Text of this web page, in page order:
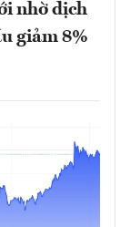
nhờ dịch
giảm 8%